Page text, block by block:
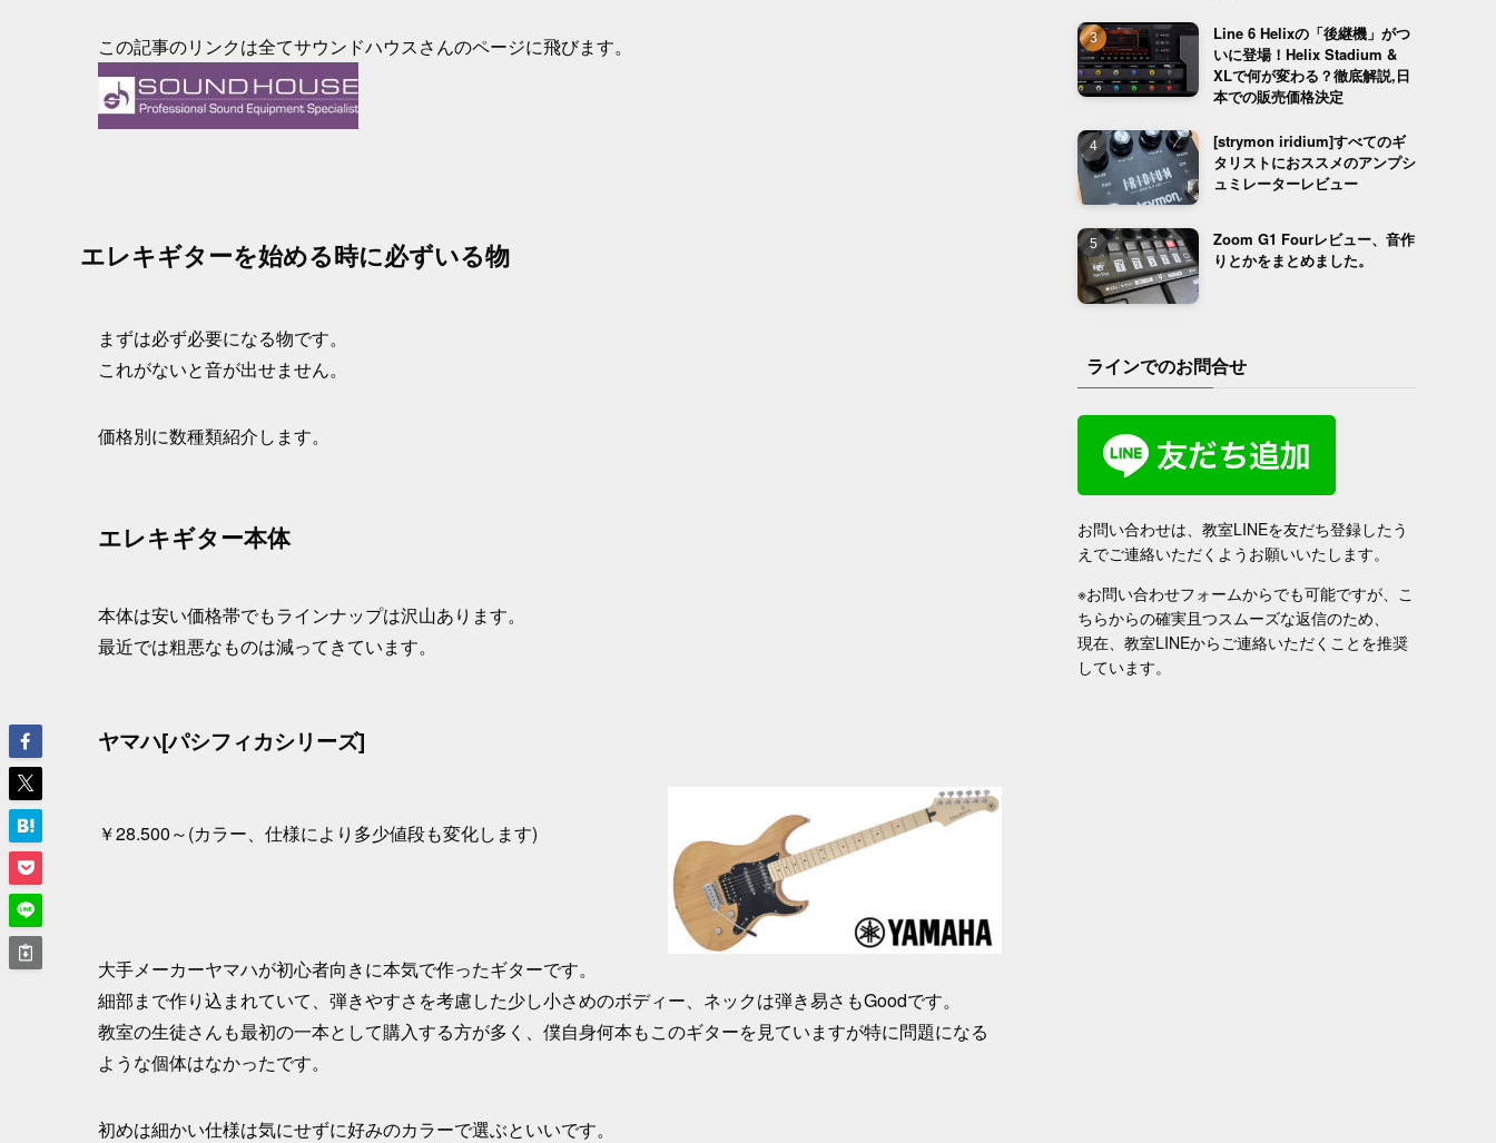
この記事のリンクは全てサウンドハウスさんのページに飛びます。
エレキギターを始める時に必ずいる物
まずは必ず必要になる物です。
これがないと音が出せません。
価格別に数種類紹介します。
エレキギター本体
本体は安い価格帯でもラインナップは沢山あります。
最近では粗悪なものは減ってきています。
ヤマハ[パシフィカシリーズ]
￥28.500～(カラー、仕様により多少値段も変化します)
大手メーカーヤマハが初心者向きに本気で作ったギターです。
細部まで作り込まれていて、弾きやすさを考慮した少し小さめのボディー、ネックは弾き易さもGoodです。
教室の生徒さんも最初の一本として購入する方が多く、僕自身何本もこのギターを見ていますが特に問題になる
ような個体はなかったです。
初めは細かい仕様は気にせずに好みのカラーで選ぶといいです。
Line 6 Helixの「後継機」がつ
いに登場！Helix Stadium &
XLで何が変わる？徹底解説,日
本での販売価格決定
[strymon iridium]すべてのギ
タリストにおススメのアンプシ
ュミレーターレビュー
Zoom G1 Fourレビュー、音作
りとかをまとめました。
ラインでのお問合せ
お問い合わせは、教室LINEを友だち登録したう
えでご連絡いただくようお願いいたします。
※お問い合わせフォームからでも可能ですが、こ
ちらからの確実且つスムーズな返信のため、
現在、教室LINEからご連絡いただくことを推奨
しています。